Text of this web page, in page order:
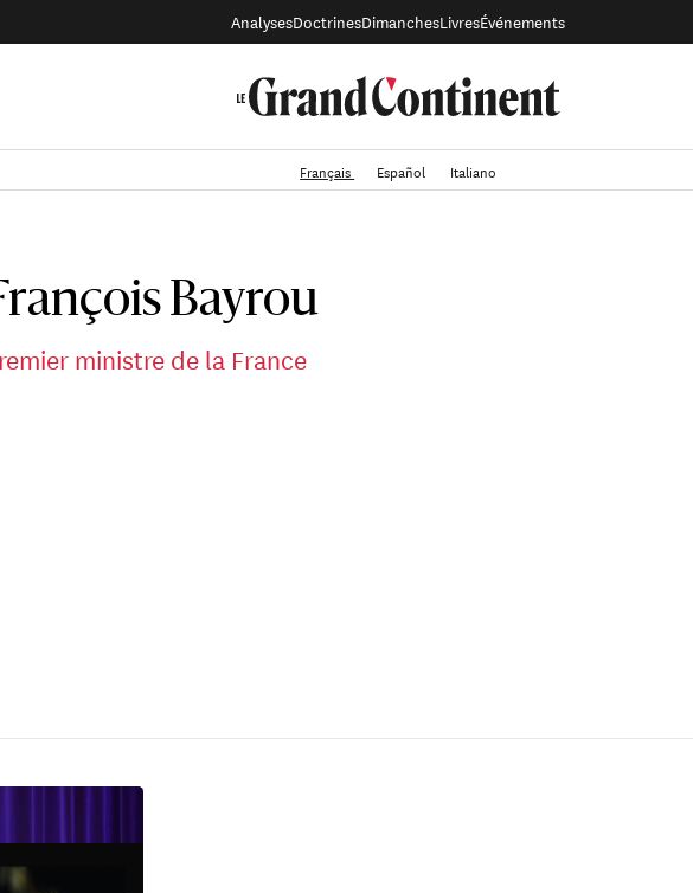
AnalysesDoctrinesDimanchesLivresÉvénements
Français Español Italiano
Bayrou
ministre de la France